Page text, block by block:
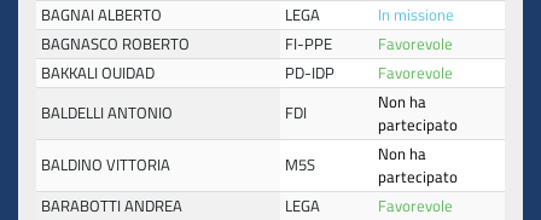
BAGNAI ALBERTO
LEGA
In missione
BAGNASCO ROBERTO
FI-PPE
Favorevole
BAKKALI OUIDAD
PD-IDP
Favorevole
BALDELLI ANTONIO
FDI
Non ha
partecipato
BALDINO VITTORIA
M5S
Non ha
partecipato
BARABOTTI ANDREA
LEGA
Favorevole